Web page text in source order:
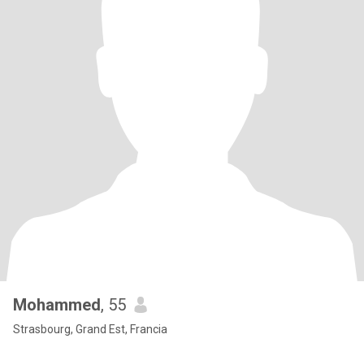
Mohammed, 55
Strasbourg, Grand Est, Francia